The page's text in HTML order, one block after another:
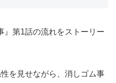
』第1話の流れをストーリー
を見せながら、消しゴム事